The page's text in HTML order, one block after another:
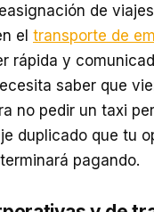
de
el transporte de
rápida y
saber que
no pedir un taxi
duplicado que tu
pagando.